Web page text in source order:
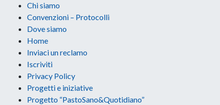
Chi siamo
Convenzioni – Protocolli
Dove siamo
Home
Inviaci un reclamo
Iscriviti
Privacy Policy
Progetti e iniziative
Progetto “PastoSano&Quotidiano”